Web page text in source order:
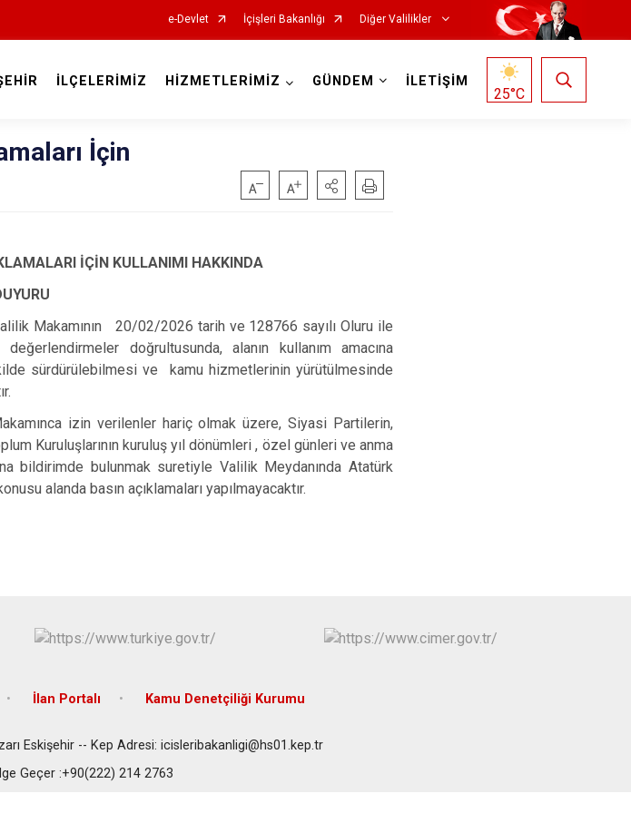
e-Devlet İçişleri Bakanlığı Diğer Valilikler
İLÇELERİMİZ HİZMETLERİMİZ GÜNDEM İLETİŞİM
25°C
İçin
İÇİN KULLANIMI HAKKINDA
Makamının 20/02/2026 tarih ve 128766 sayılı Oluru ile
doğrultusunda, alanın kullanım amacına
sürdürülebilmesi ve kamu hizmetlerinin yürütülmesinde
izin verilenler hariç olmak üzere, Siyasi Partilerin,
Kuruluşlarının kuruluş yıl dönümleri , özel günleri ve anma
bildirimde bulunmak suretiyle Valilik Meydanında Atatürk
alanda basın açıklamaları yapılmayacaktır.
İlan Portalı Kamu Denetçiliği Kurumu
Eskişehir -- Kep Adresi: icisleribakanligi@hs01.kep.tr
Geçer :+90(222) 214 2763